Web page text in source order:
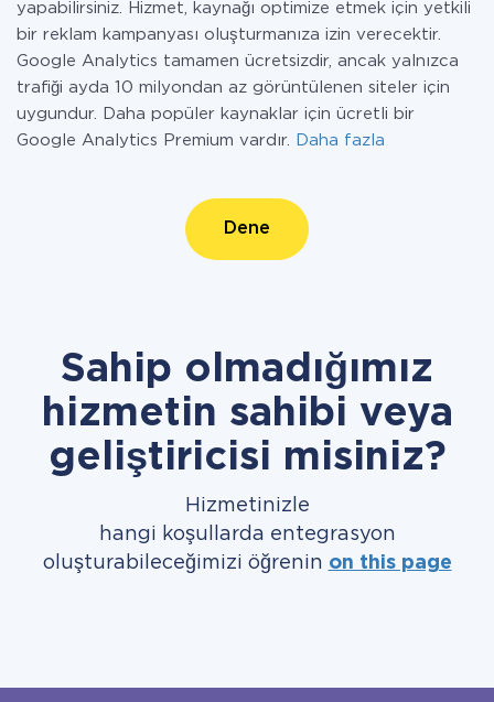
yapabilirsiniz. Hizmet, kaynağı optimize etmek için yetkili
bir reklam kampanyası oluşturmanıza izin verecektir.
Google Analytics tamamen ücretsizdir, ancak yalnızca
trafiği ayda 10 milyondan az görüntülenen siteler için
uygundur. Daha popüler kaynaklar için ücretli bir
Google Analytics Premium vardır.
Daha fazla
Dene
Sahip olmadığımız
hizmetin sahibi veya
geliştiricisi misiniz?
Hizmetinizle
hangi koşullarda entegrasyon
oluşturabileceğimizi öğrenin on this page